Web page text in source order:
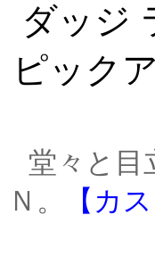
ダッジ
ピック
堂々と目
Ｎ。
【カ